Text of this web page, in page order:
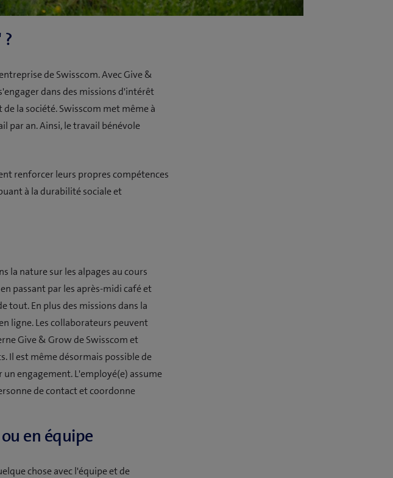
de Swisscom. Avec Give &
dans des missions d'intérêt
la société. Swisscom met même à
par an. Ainsi, le travail bénévole
renforcer leurs propres compétences
à la durabilité sociale et
la nature sur les alpages au cours
passant par les après-midi café et
tout. En plus des missions dans la
ligne. Les collaborateurs peuvent
Give & Grow de Swisscom et
Il est même désormais possible de
engagement. L'employé(e) assume
de contact et coordonne
en équipe
chose avec l'équipe et de